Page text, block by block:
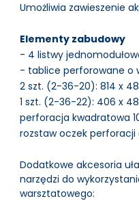
Umożliwia zawieszenie
Elementy zabudowy
- 4 listwy
- tablice perforowane o
2 szt. (2-36-20): 814 x
1 szt. (2-36-22): 406 x
perforacja kwadratowa
rozstaw oczek
Dodatkowe akcesoria
narzędzi do
warsztatowego: